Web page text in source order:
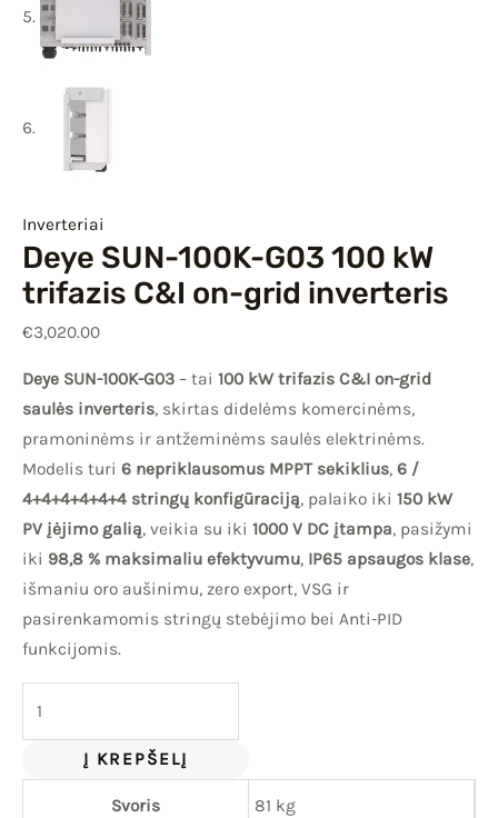
Inverteriai
Deye SUN-100K-G03 100 kW
trifazis C&I on-grid inverteris
€3,020.00
Deye SUN-100K-G03 – tai 100 kW trifazis C&I on-grid
saulės inverteris, skirtas didelėms komercinėms,
pramoninėms ir antžeminėms saulės elektrinėms.
Modelis turi 6 nepriklausomus MPPT sekiklius, 6 /
4+4+4+4+4+4 stringų konfigūraciją, palaiko iki 150 kW
PV įėjimo galią, veikia su iki 1000 V DC įtampa, pasižymi
iki 98,8 % maksimaliu efektyvumu, IP65 apsaugos klase,
išmaniu oro aušinimu, zero export, VSG ir
pasirenkamomis stringų stebėjimo bei Anti-PID
funkcijomis.
Į KREPŠELĮ
Svoris 81 kg